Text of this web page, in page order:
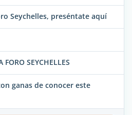
Seychelles, preséntate aquí
FORO SEYCHELLES
ganas de conocer este